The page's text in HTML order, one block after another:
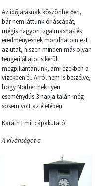
Az időjárásnak köszönhetően,
bár nem láttunk óriáscápát,
mégis nagyon izgalmasnak és
eredményesnek mondhatom ezt
az utat, hiszen minden más olyan
tengeri állatot sikerült
megpillantanunk, ami ezekben a
vizekben él. Arról nem is beszélve,
hogy Norbertnek ilyen
eseménydús 3 napja talán még
sosem volt az életében.
Karáth Emil cápakutató"
A kívánságot a